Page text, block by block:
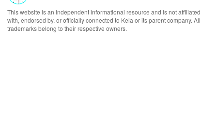
This website is an independent informational resource and is not affiliated
with, endorsed by, or officially connected to Kela or its parent company. All
trademarks belong to their respective owners.